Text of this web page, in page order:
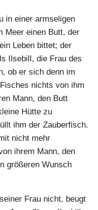
in einer armseligen
Meer einen Butt, der
Leben bittet; der
Ilsebill, die Frau des
ob er sich denn im
nichts von ihm
Mann, den Butt
Hütte zu
ihm der Zauberfisch.
nicht mehr
ihrem Mann, den
größeren Wunsch
Frau nicht, beugt